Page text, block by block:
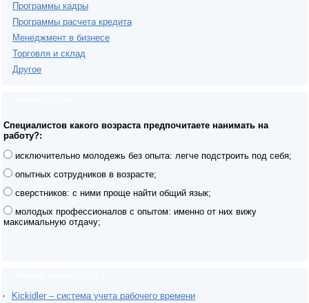
Программы кадры
Программы расчета кредита
Менеджмент в бизнесе
Торговля и склад
Другое
Специалистов какого возраста предпочитаете нанимать на
работу?:
исключительно молодежь без опыта: легче подстроить под себя;
опытных сотрудников в возрасте;
сверстников: с ними проще найти общий язык;
молодых профессионалов с опытом: именно от них вижу
максимальную отдачу;
Kickidler – система учета рабочего времени